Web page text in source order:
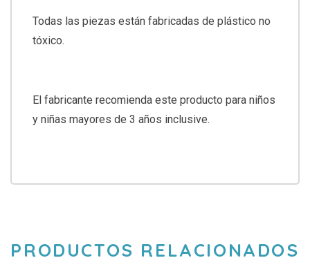
Todas las piezas están fabricadas de plástico no
tóxico.
El fabricante recomienda este producto para niños
y niñas mayores de 3 años inclusive.
PRODUCTOS RELACIONADOS